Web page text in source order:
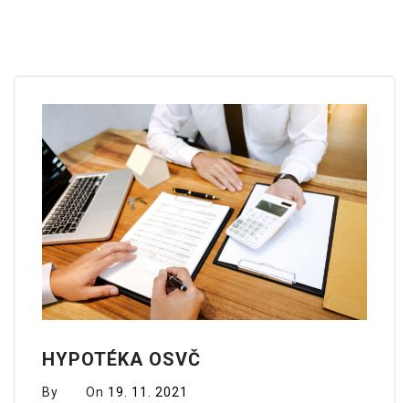
HYPOTÉKA OSVČ
By On 19. 11. 2021